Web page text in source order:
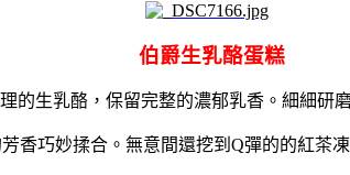
伯爵生乳酪蛋糕
的生乳酪，保留完整的濃郁乳香。細細研
香巧妙揉合。無意間還挖到 Q彈的的紅茶